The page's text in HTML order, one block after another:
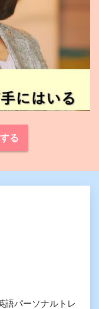
る
語パーソナルトレ